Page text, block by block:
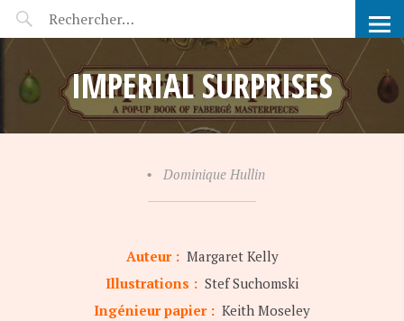
POP-UP FÉERIE
IMPERIAL SURPRISES
• Dominique Hullin
Auteur : Margaret Kelly
Illustrations : Stef Suchomski
Ingénieur papier : Keith Moseley